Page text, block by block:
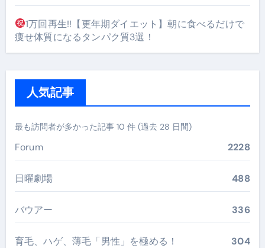
1万回再生!!【更年期ダイエット】朝に食べるだけで
痩せ体質になるタンパク質3選！
人気記事
最も訪問者が多かった記事 10 件 (過去 28 日間)
Forum 2228
日曜劇場 488
バウアー 336
育毛、ハゲ、薄毛「男性」を極める！ 304